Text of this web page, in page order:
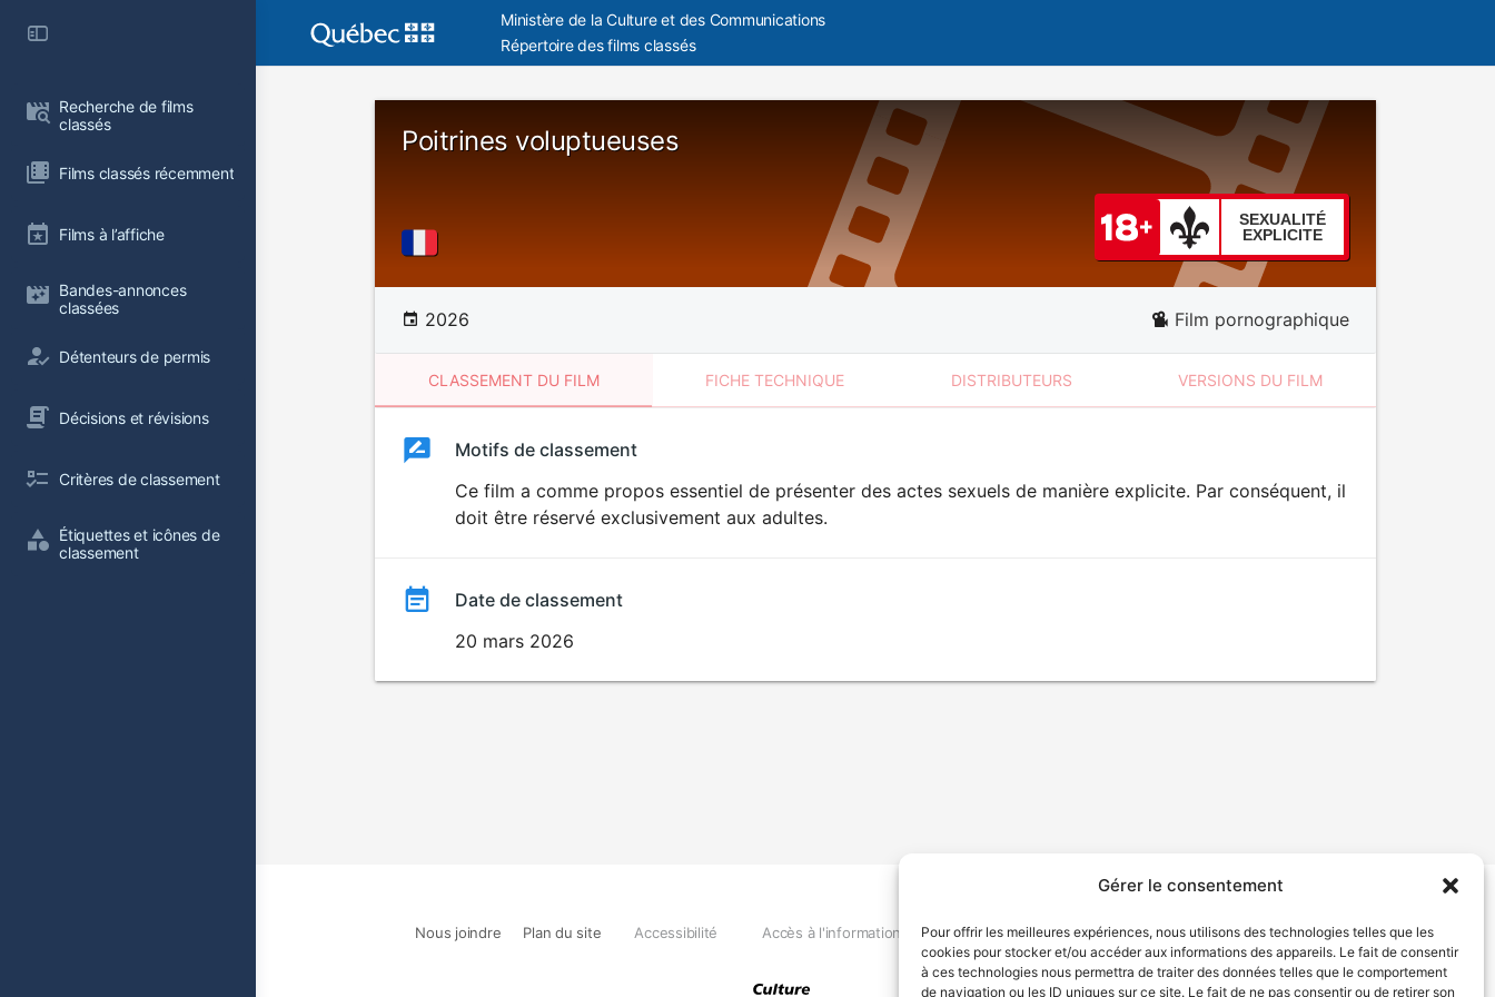
Gérer le consentement
Pour offrir les meilleures expériences, nous utilisons des technologies telles que les
cookies pour stocker et/ou accéder aux informations des appareils. Le fait de consentir
à ces technologies nous permettra de traiter des données telles que le comportement
de navigation ou les ID uniques sur ce site. Le fait de ne pas consentir ou de retirer son
Recherche de films
classés
Films classés récemment
Films à l’affiche
Bandes-annonces
classées
Détenteurs de permis
Décisions et révisions
Critères de classement
Étiquettes et icônes de
classement
Ministère de la Culture et des Communications
Répertoire des films classés
Poitrines voluptueuses
SEXUALITÉ
EXPLICITE
2026 Film pornographique
CLASSEMENT DU FILM FICHE TECHNIQUE DISTRIBUTEURS VERSIONS DU FILM
ClassementClassement
SEXUALITÉ
EXPLICITE
Motifs de classement
Ce film a comme propos essentiel de présenter des actes sexuels de manière explicite. Par conséquent, il
doit être réservé exclusivement aux adultes.
Date de classement
20 mars 2026
Nous joindre Plan du site Accessibilité Accès à l'information Déclaration de services Politique de confidentialité